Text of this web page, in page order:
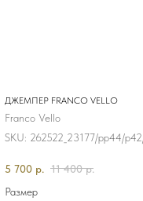
ДЖЕМПЕР FRANCO VELLO
Franco Vello
SKU: 262522_23177/рр44/
5 700 р. 11 400 р.
Размер